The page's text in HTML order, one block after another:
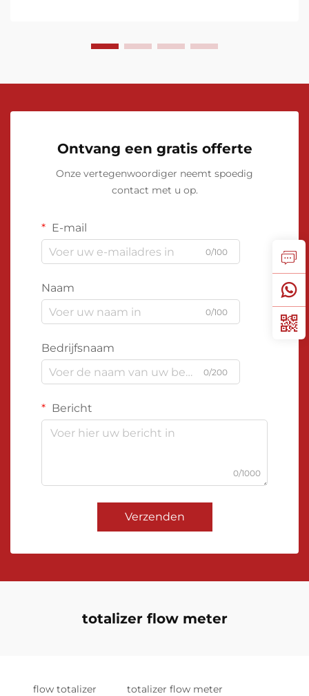
Ontvang een gratis offerte
Onze vertegenwoordiger neemt spoedig
contact met u op.
E-mail
0/100
Naam
0/100
Bedrijfsnaam
0/200
Bericht
0/1000
Verzenden
totalizer flow meter
flow totalizer totalizer flow meter